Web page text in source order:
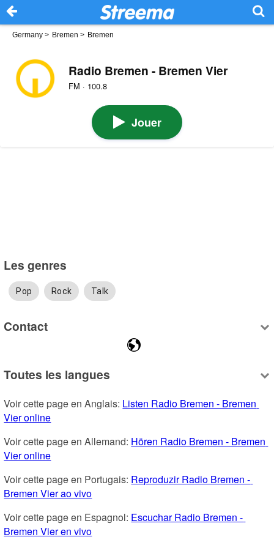
Germany > Bremen > Bremen
Radio Bremen - Bremen Vier
FM · 100.8
Jouer
Les genres
Pop Rock Talk
Contact
Toutes les langues
Voir cette page en Anglais: Listen Radio Bremen - Bremen
Vier online
Voir cette page en Allemand: Hören Radio Bremen - Bremen
Vier online
Voir cette page en Portugais: Reproduzir Radio Bremen -
Bremen Vier ao vivo
Voir cette page en Espagnol: Escuchar Radio Bremen -
Bremen Vier en vivo